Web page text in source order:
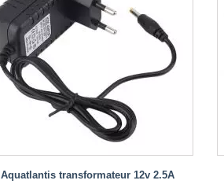
Aquatlantis transformateur 12v 2.5A